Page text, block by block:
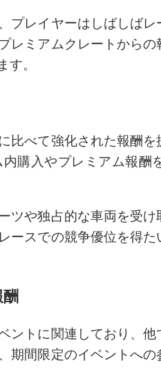
プレイヤーはしばしば
レミアムクレートから
。
比べて強化された報酬
購入やプレミアム報酬
ツや独占的な車両を受
ースでの競争優位を得
ントに関連しており、
期間限定のイベントへ